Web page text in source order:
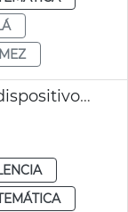
Tráfico València prepara un dispositivo tráfico para la carrera Never Stop Running